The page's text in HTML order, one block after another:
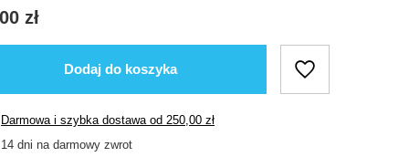
zł
Dodaj do koszyka
Darmowa i szybka dostawa od 250,00 zł
14 dni na darmowy zwrot